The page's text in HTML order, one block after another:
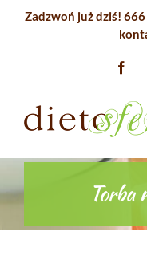
Zadzwoń już dziś!
Torba